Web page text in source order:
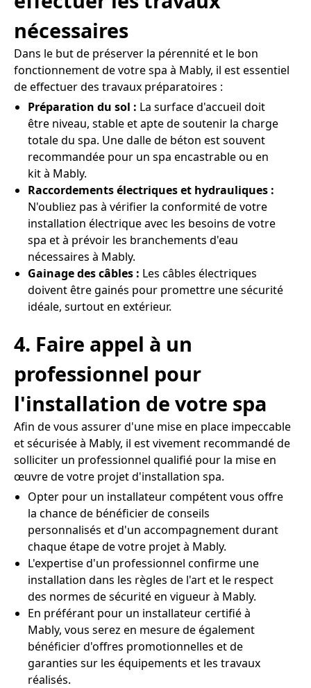
nécessaires
Dans le but de préserver la pérennité et le bon
fonctionnement de votre spa à Mably, il est essentiel
de effectuer des travaux préparatoires :
Préparation du sol : La surface d'accueil doit
être niveau, stable et apte de soutenir la charge
totale du spa. Une dalle de béton est souvent
recommandée pour un spa encastrable ou en
kit à Mably.
Raccordements électriques et hydrauliques :
N'oubliez pas à vérifier la conformité de votre
installation électrique avec les besoins de votre
spa et à prévoir les branchements d'eau
nécessaires à Mably.
Gainage des câbles : Les câbles électriques
doivent être gainés pour promettre une sécurité
idéale, surtout en extérieur.
4. Faire appel à un
professionnel pour
l'installation de votre spa
Afin de vous assurer d'une mise en place impeccable
et sécurisée à Mably, il est vivement recommandé de
solliciter un professionnel qualifié pour la mise en
œuvre de votre projet d'installation spa.
Opter pour un installateur compétent vous offre
la chance de bénéficier de conseils
personnalisés et d'un accompagnement durant
chaque étape de votre projet à Mably.
L'expertise d'un professionnel confirme une
installation dans les règles de l'art et le respect
des normes de sécurité en vigueur à Mably.
En préférant pour un installateur certifié à
Mably, vous serez en mesure de également
bénéficier d'offres promotionnelles et de
garanties sur les équipements et les travaux
réalisés.